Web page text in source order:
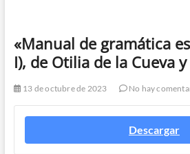
«Manual de gramática
I), de Otilia de la Cueva
13 de octubre de 2023 No hay
Descargar